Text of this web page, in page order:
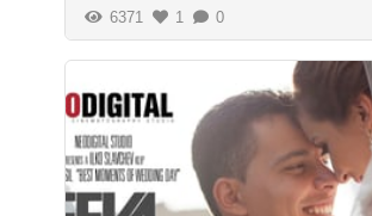
6371 1 0